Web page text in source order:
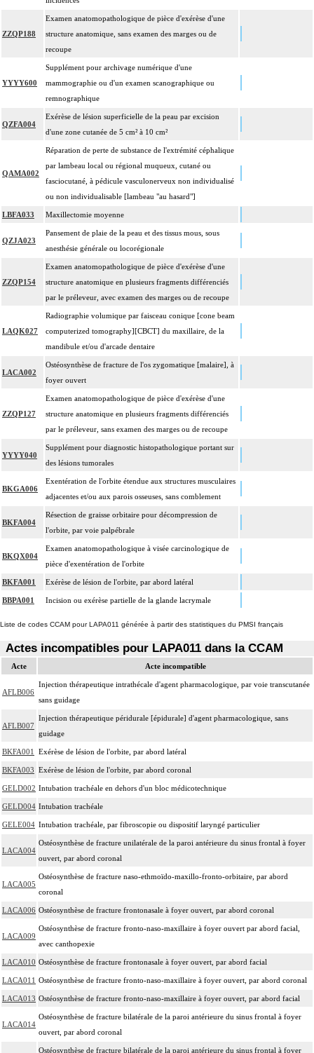
ZZQP188
Examen anatomopathologique de pièce d'exérèse d'une
structure anatomique, sans examen des marges ou de
recoupe
YYYY600
Supplément pour archivage numérique d'une
mammographie ou d'un examen scanographique ou
remnographique
QZFA004
Exérèse de lésion superficielle de la peau par excision
d'une zone cutanée de 5 cm² à 10 cm²
QAMA002
Réparation de perte de substance de l'extrémité céphalique
par lambeau local ou régional muqueux, cutané ou
fasciocutané, à pédicule vasculonerveux non individualisé
ou non individualisable [lambeau "au hasard"]
LBFA033 Maxillectomie moyenne
QZJA023
Pansement de plaie de la peau et des tissus mous, sous
anesthésie générale ou locorégionale
ZZQP154
Examen anatomopathologique de pièce d'exérèse d'une
structure anatomique en plusieurs fragments différenciés
par le préleveur, avec examen des marges ou de recoupe
LAQK027
Radiographie volumique par faisceau conique [cone beam
computerized tomography][CBCT] du maxillaire, de la
mandibule et/ou d'arcade dentaire
LACA002
Ostéosynthèse de fracture de l'os zygomatique [malaire], à
foyer ouvert
ZZQP127
Examen anatomopathologique de pièce d'exérèse d'une
structure anatomique en plusieurs fragments différenciés
par le préleveur, sans examen des marges ou de recoupe
YYYY040
Supplément pour diagnostic histopathologique portant sur
des lésions tumorales
BKGA006
Exentération de l'orbite étendue aux structures musculaires
adjacentes et/ou aux parois osseuses, sans comblement
BKFA004
Résection de graisse orbitaire pour décompression de
l'orbite, par voie palpébrale
BKQX004
Examen anatomopathologique à visée carcinologique de
pièce d'exentération de l'orbite
BKFA001 Exérèse de lésion de l'orbite, par abord latéral
BBPA001 Incision ou exérèse partielle de la glande lacrymale
Liste de codes CCAM pour LAPA011 générée à partir des statistiques du PMSI français
Actes incompatibles pour LAPA011 dans la CCAM
Acte Acte incompatible
AFLB006
Injection thérapeutique intrathécale d'agent pharmacologique, par voie transcutanée
sans guidage
AFLB007
Injection thérapeutique péridurale [épidurale] d'agent pharmacologique, sans
guidage
BKFA001 Exérèse de lésion de l'orbite, par abord latéral
BKFA003 Exérèse de lésion de l'orbite, par abord coronal
GELD002 Intubation trachéale en dehors d'un bloc médicotechnique
GELD004 Intubation trachéale
GELE004 Intubation trachéale, par fibroscopie ou dispositif laryngé particulier
LACA004
Ostéosynthèse de fracture unilatérale de la paroi antérieure du sinus frontal à foyer
ouvert, par abord coronal
LACA005
Ostéosynthèse de fracture naso-ethmoïdo-maxillo-fronto-orbitaire, par abord
coronal
LACA006 Ostéosynthèse de fracture frontonasale à foyer ouvert, par abord coronal
LACA009
Ostéosynthèse de fracture fronto-naso-maxillaire à foyer ouvert par abord facial,
avec canthopexie
LACA010 Ostéosynthèse de fracture frontonasale à foyer ouvert, par abord facial
LACA011 Ostéosynthèse de fracture fronto-naso-maxillaire à foyer ouvert, par abord coronal
LACA013 Ostéosynthèse de fracture fronto-naso-maxillaire à foyer ouvert, par abord facial
LACA014
Ostéosynthèse de fracture bilatérale de la paroi antérieure du sinus frontal à foyer
ouvert, par abord coronal
Ostéosynthèse de fracture bilatérale de la paroi antérieure du sinus frontal à foyer